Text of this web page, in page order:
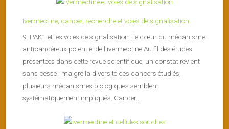
Ivermectine, cancer, recherche et voies de signalisation
9. PAK1 et les voies de signalisation : le cœur du mécanisme
anticancéreux potentiel de l’ivermectine Au fil des études
présentées dans cette revue scientifique, un constat revient
sans cesse : malgré la diversité des cancers étudiés,
plusieurs mécanismes biologiques semblent
systématiquement impliqués. Cancer...